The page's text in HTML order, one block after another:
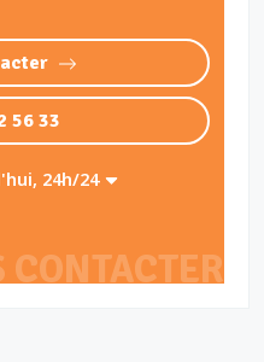
CONTACTER
56 33
24h/24